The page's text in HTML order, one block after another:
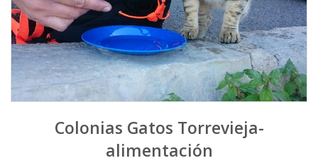
Colonias Gatos Torrevieja-
alimentación